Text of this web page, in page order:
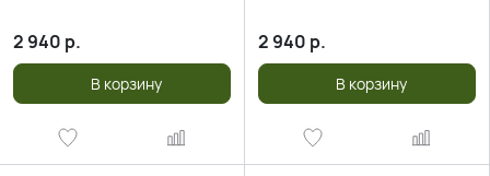
2 940 р.
В корзину
2 940 р.
В корзину